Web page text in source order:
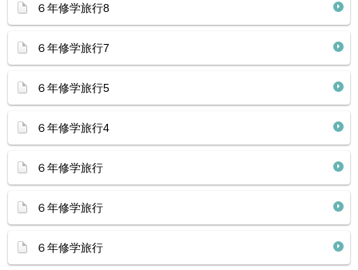
６年修学旅行8
６年修学旅行7
６年修学旅行5
６年修学旅行4
６年修学旅行
６年修学旅行
６年修学旅行